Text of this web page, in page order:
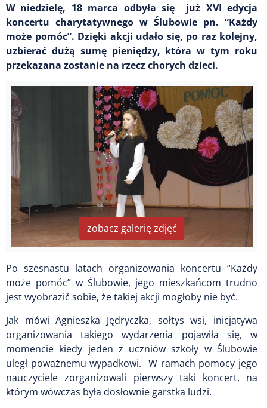
W niedzielę, 18 marca odbyła się już XVI edycja
koncertu charytatywnego w Ślubowie pn. “Każdy
może pomóc”. Dzięki akcji udało się, po raz kolejny,
uzbierać dużą sumę pieniędzy, która w tym roku
przekazana zostanie na rzecz chorych dzieci.
zobacz galerię zdjęć
Po szesnastu latach organizowania koncertu “Każdy
może pomóc” w Ślubowie, jego mieszkańcom trudno
jest wyobrazić sobie, że takiej akcji mogłoby nie być.
Jak mówi Agnieszka Jędryczka, sołtys wsi, inicjatywa
organizowania takiego wydarzenia pojawiła się, w
momencie kiedy jeden z uczniów szkoły w Ślubowie
uległ poważnemu wypadkowi. W ramach pomocy jego
nauczyciele zorganizowali pierwszy taki koncert, na
którym wówczas była dosłownie garstka ludzi.